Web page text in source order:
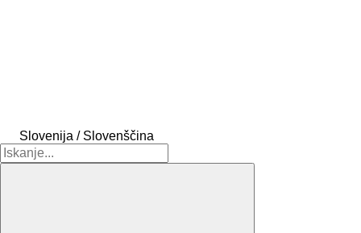
Slovenija / Slovenščina